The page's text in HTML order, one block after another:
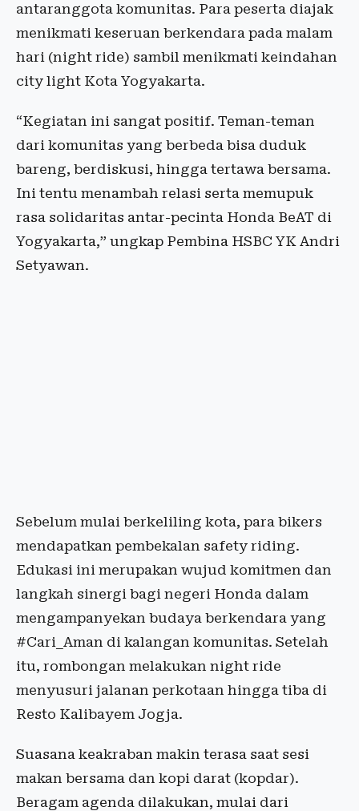
antaranggota komunitas. Para peserta diajak
menikmati keseruan berkendara pada malam
hari (night ride) sambil menikmati keindahan
city light Kota Yogyakarta.
“Kegiatan ini sangat positif. Teman-teman
dari komunitas yang berbeda bisa duduk
bareng, berdiskusi, hingga tertawa bersama.
Ini tentu menambah relasi serta memupuk
rasa solidaritas antar-pecinta Honda BeAT di
Yogyakarta,” ungkap Pembina HSBC YK Andri
Setyawan.
Sebelum mulai berkeliling kota, para bikers
mendapatkan pembekalan safety riding.
Edukasi ini merupakan wujud komitmen dan
langkah sinergi bagi negeri Honda dalam
mengampanyekan budaya berkendara yang
#Cari_Aman di kalangan komunitas. Setelah
itu, rombongan melakukan night ride
menyusuri jalanan perkotaan hingga tiba di
Resto Kalibayem Jogja.
Suasana keakraban makin terasa saat sesi
makan bersama dan kopi darat (kopdar).
Beragam agenda dilakukan, mulai dari